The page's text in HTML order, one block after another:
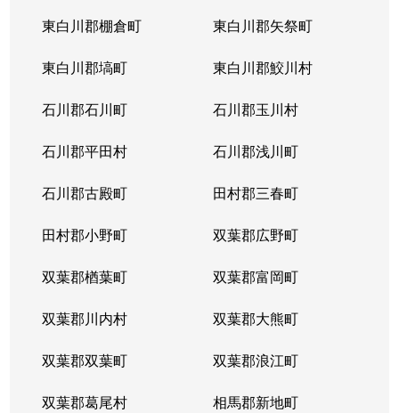
東白川郡棚倉町 東白川郡矢祭町
東白川郡塙町 東白川郡鮫川村
石川郡石川町 石川郡玉川村
石川郡平田村 石川郡浅川町
石川郡古殿町 田村郡三春町
田村郡小野町 双葉郡広野町
双葉郡楢葉町 双葉郡富岡町
双葉郡川内村 双葉郡大熊町
双葉郡双葉町 双葉郡浪江町
双葉郡葛尾村 相馬郡新地町